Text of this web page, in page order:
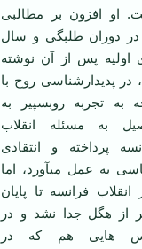
او افزون بر مطالبی
دوران طلبگی و سال
اولیه پس از آن نوشته
در پدیدارشناسی روح با
به تجربه روبسپیر به
به مسئله انقلاب
پرداخته و انتقادی
به عمل می­آورد، اما
انقلاب فرانسه تا پایان
از هگل جدا نشد و در
هایی هم که در